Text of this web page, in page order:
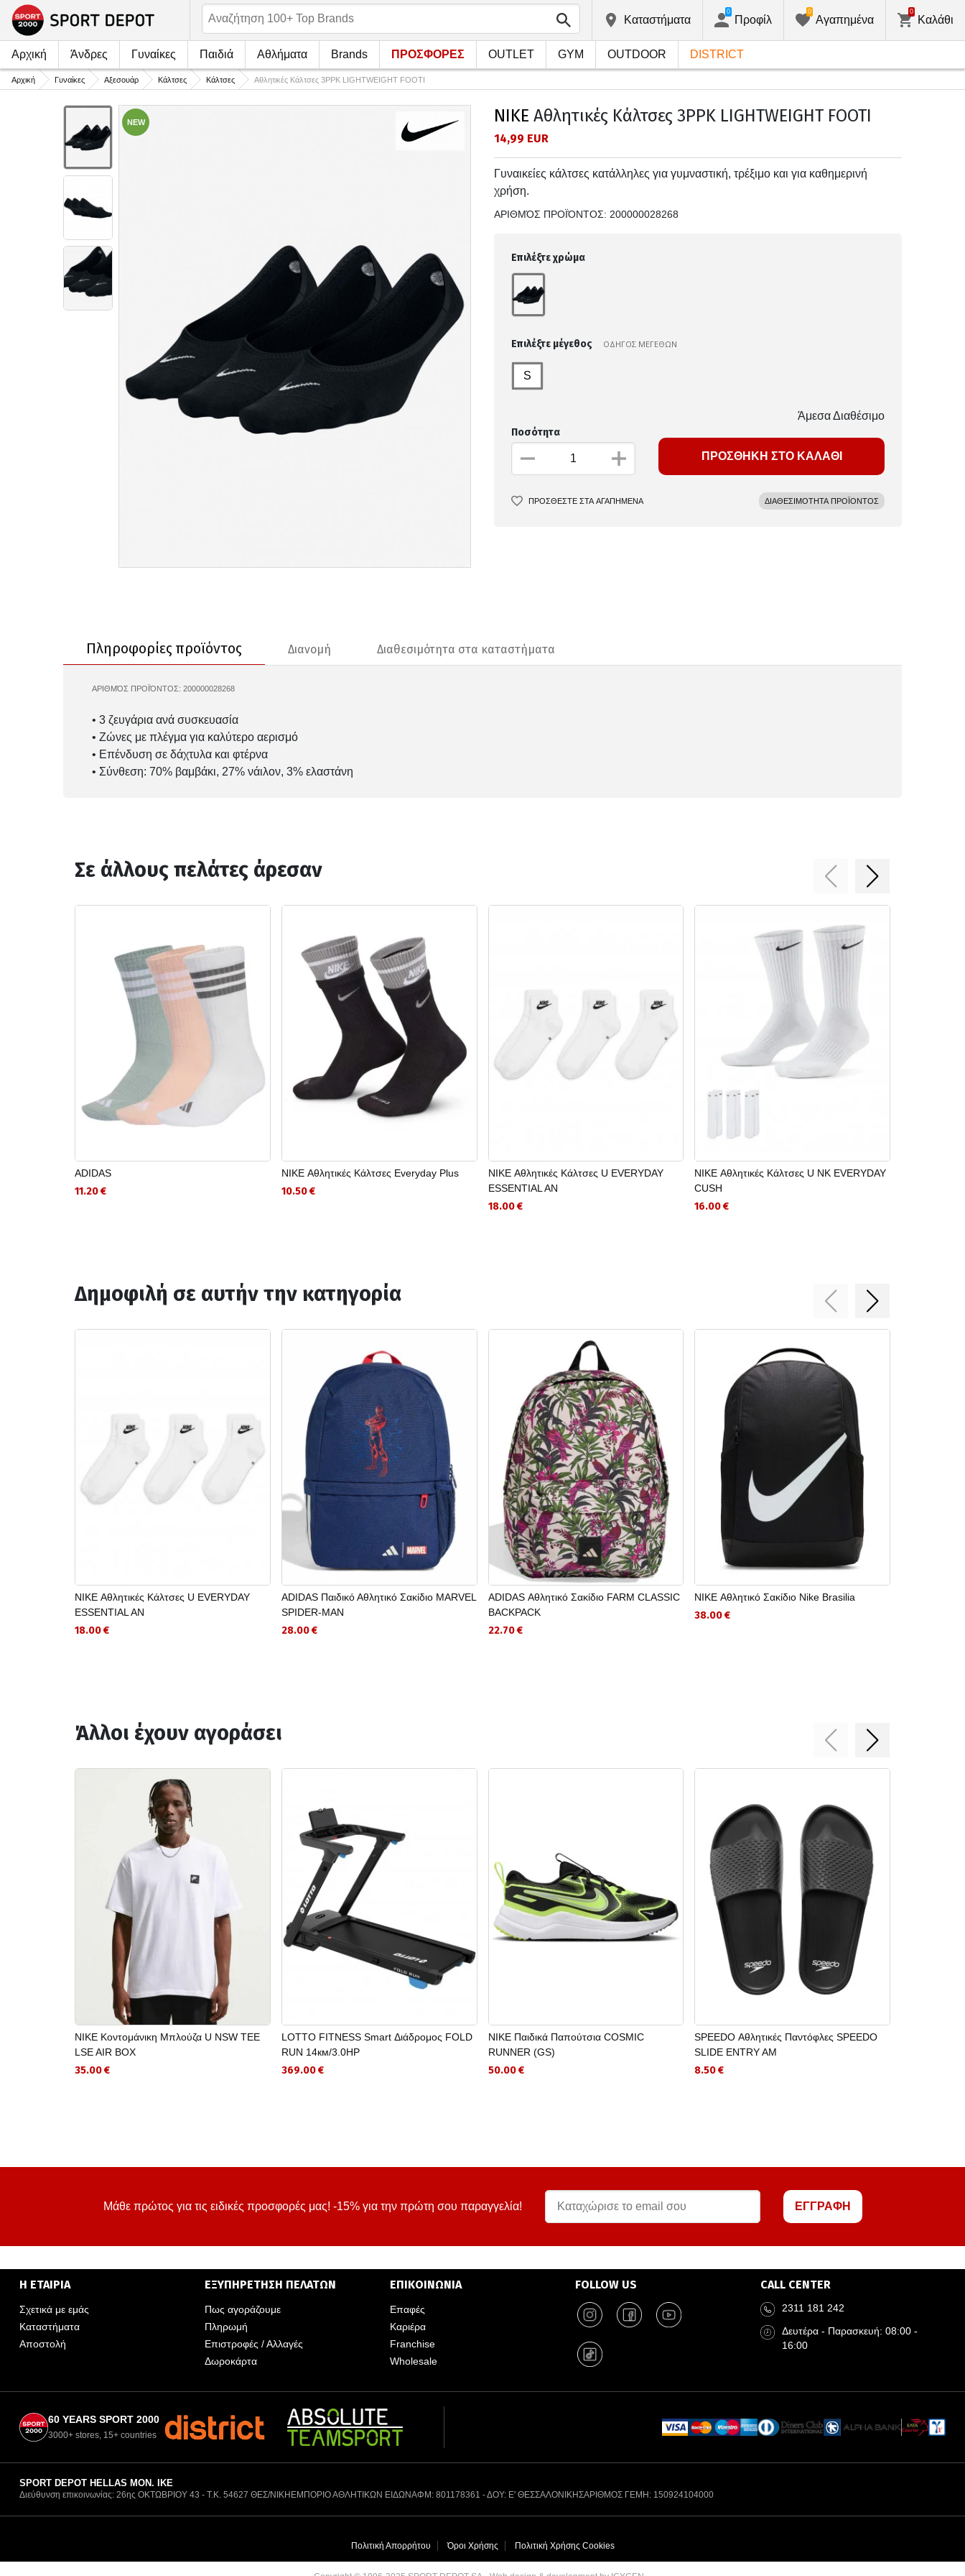
Kαταστήματα Προφίλ
0
Αγαπημένα
0
Καλάθι
0
Αρχική Άνδρες Γυναίκες Παιδιά Αθλήματα Brands ΠΡΟΣΦΟΡΕΣ OUTLET GYM OUTDOOR DISTRICT
Αρχική Γυναίκες Αξεσουάρ Κάλτσες Κάλτσες Αθλητικές Κάλτσες 3PPK LIGHTWEIGHT FOOTI
NEW NIKE Αθλητικές Κάλτσες 3PPK LIGHTWEIGHT FOOTI
14,99 EUR
Γυναικείες κάλτσες κατάλληλες για γυμναστική, τρέξιμο και για καθημερινή
χρήση.
ΑΡΙΘΜΌΣ ΠΡΟΪΌΝΤΟΣ: 200000028268
Επιλέξτε χρώμα
Επιλέξτε μέγεθος ΟΔΗΓΟΣ ΜΕΓΕΘΩΝ
S
Άμεσα Διαθέσιμο
Ποσότητα
ΠΡΟΣΘΗΚΗ ΣΤΟ ΚΑΛΑΘΙ
ΠΡΟΣΘΕΣΤΕ ΣΤΑ ΑΓΑΠΗΜΕΝΑ ΔΙΑΘΕΣΙΜΟΤΗΤΑ ΠΡΟΪΟΝΤΟΣ
Πληροφορίες προϊόντος Διανομή Διαθεσιμότητα στα καταστήματα
ΑΡΙΘΜΌΣ ΠΡΟΪΌΝΤΟΣ: 200000028268
• 3 ζευγάρια ανά συσκευασία
• Ζώνες με πλέγμα για καλύτερο αερισμό
• Επένδυση σε δάχτυλα και φτέρνα
• Σύνθεση: 70% βαμβάκι, 27% νάιλον, 3% ελαστάνη
Σε άλλους πελάτες άρεσαν
ADIDAS
11.20 €
NIKE Αθλητικές Κάλτσες Everyday Plus
10.50 €
NIKE Αθλητικές Κάλτσες U EVERYDAY
ESSENTIAL AN
18.00 €
NIKE Αθλητικές Κάλτσες U NK EVERYDAY
CUSH
16.00 €
Δημοφιλή σε αυτήν την κατηγορία
NIKE Αθλητικές Κάλτσες U EVERYDAY
ESSENTIAL AN
18.00 €
ADIDAS Παιδικό Αθλητικό Σακίδιο MARVEL
SPIDER-MAN
28.00 €
ADIDAS Αθλητικό Σακίδιο FARM CLASSIC
BACKPACK
22.70 €
NIKE Αθλητικό Σακίδιο Nike Brasilia
38.00 €
Άλλοι έχουν αγοράσει
NIKE Κοντομάνικη Μπλούζα U NSW TEE
LSE AIR BOX
35.00 €
LOTTO FITNESS Smart Διάδρομος FOLD
RUN 14км/3.0HP
369.00 €
NIKE Παιδικά Παπούτσια COSMIC
RUNNER (GS)
50.00 €
SPEEDO Αθλητικές Παντόφλες SPEEDO
SLIDE ENTRY AM
8.50 €
Μάθε πρώτος για τις ειδικές προσφορές μας! -15% για την πρώτη σου παραγγελία! ΕΓΓΡΑΦΗ
Η ΕΤΑΙΡΙΑ
Σχετικά με εμάς
Καταστήματα
Αποστολή
ΕΞΥΠΗΡΕΤΗΣΗ ΠΕΛΑΤΩΝ
Πως αγοράζουμε
Πληρωμή
Επιστροφές / Αλλαγές
Δωροκάρτα
ΕΠΙΚΟΙΝΩΝΙΑ
Επαφές
Καριέρα
Franchise
Wholesale
FOLLOW US CALL CENTER
2311 181 242
Δευτέρα - Παρασκευή: 08:00 -
16:00
60 YEARS SPORT 2000
3000+ stores, 15+ countries
SPORT DEPOT HELLAS ΜΟΝ. ΙΚΕ
Διεύθυνση επικοινωνίας: 26ης ΟΚΤΩΒΡΙΟΥ 43 - Τ.Κ. 54627 ΘΕΣ/ΝΙΚΗΕΜΠΟΡΙΟ ΑΘΛΗΤΙΚΩΝ ΕΙΔΩΝΑΦΜ: 801178361 - ΔΟΥ: Ε' ΘΕΣΣΑΛΟΝΙΚΗΣΑΡΙΘΜΟΣ ΓΕΜΗ: 150924104000
Πολιτική Απορρήτου Όροι Χρήσης Πολιτική Χρήσης Cookies